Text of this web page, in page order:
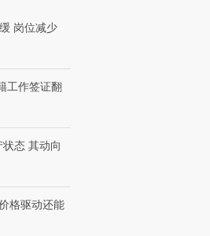
三对
【商旅对话】华住集团
岗位减少
工作签证翻
态 其动向
格驱动还能